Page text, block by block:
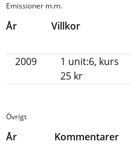
Emissioner m.m.
År Villkor
2009
1 unit:6, kurs
25 kr
Övrigt
År
Kommentarer